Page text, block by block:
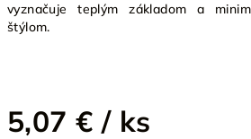
vyznačuje teplým základom a
štýlom.
5,07 € / ks